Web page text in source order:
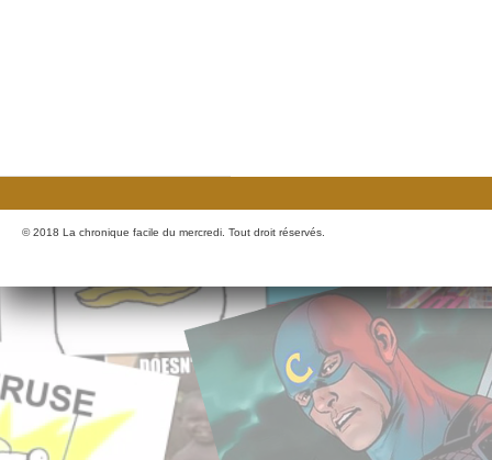
© 2018 La chronique facile du mercredi. Tout droit réservés.